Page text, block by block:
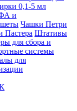
0,1-5 мл
и
Чашки Петри
Пастера Штативы
для сбора и
системы
для